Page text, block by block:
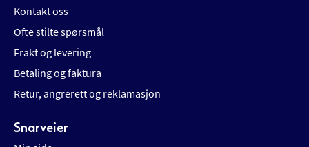
Kontakt oss
Ofte stilte spørsmål
Frakt og levering
Betaling og faktura
Retur, angrerett og reklamasjon
Snarveier